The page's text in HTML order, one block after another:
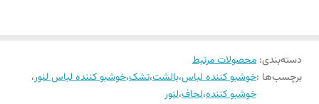
ملحفه , بین مبل ها و هر نقطه ای دیگر از منزل که فکر می کنید نیاز به عطر
و رایحه خوشی دارد استفاده کنید و این دانه ها تا زمانی که در معرض آب یا
دسته‌بندی: محصولات مرتبط
برچسب‌ها :خوشبو کننده لباس،بالشت،تشک،خوشبو کننده لباس لنور،
خوشبو کننده،لحاف،لنور